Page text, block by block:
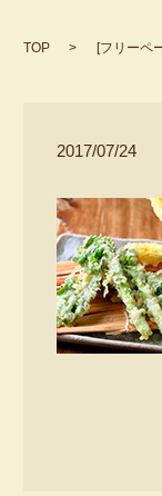
TOP [フリーペ
2017/07/24